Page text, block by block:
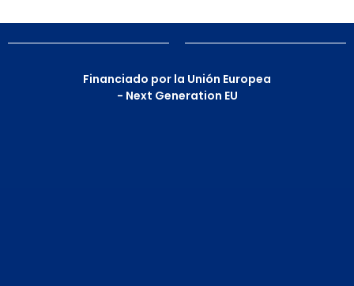
Financiado por la Unión Europea
- Next Generation EU